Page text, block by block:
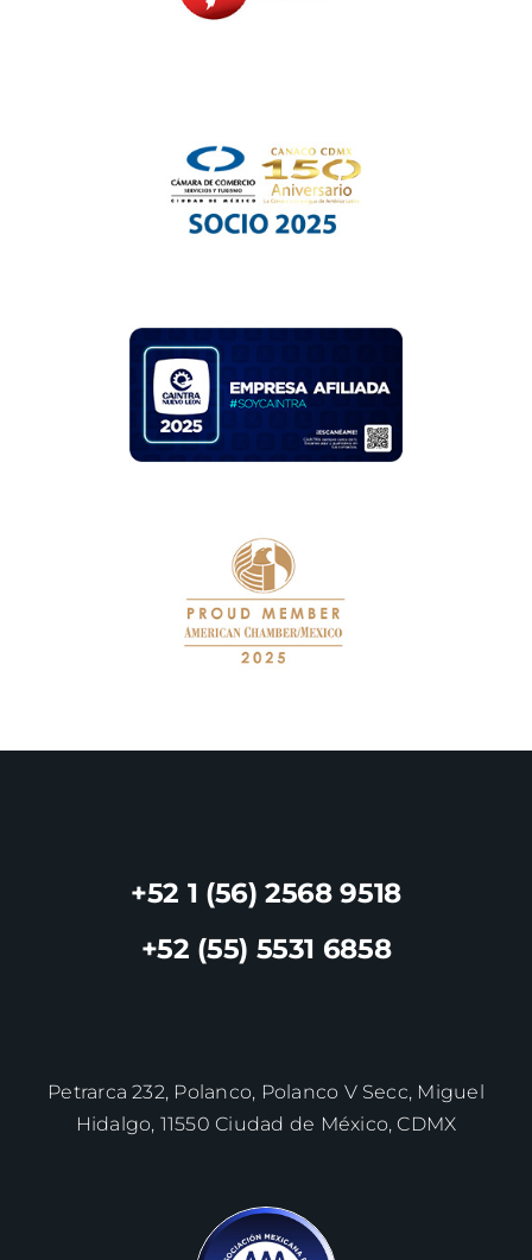
+52 1 (56) 2568 9518
+52 (55) 5531 6858
Petrarca 232, Polanco, Polanco V Secc, Miguel
Hidalgo, 11550 Ciudad de México, CDMX